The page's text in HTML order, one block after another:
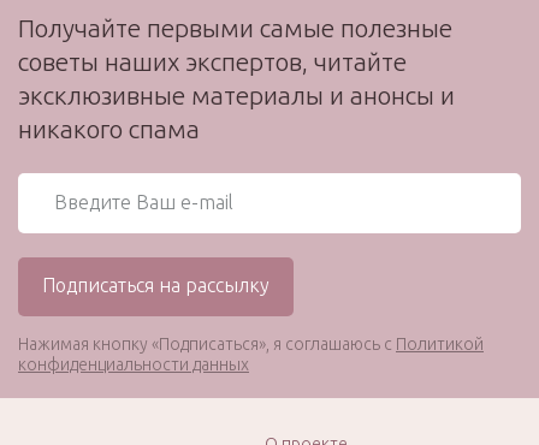
Получайте первыми самые полезные
советы наших экспертов, читайте
эксклюзивные материалы и анонсы и
никакого спама
Нажимая кнопку «Подписаться», я соглашаюсь с Политикой
конфиденциальности данных